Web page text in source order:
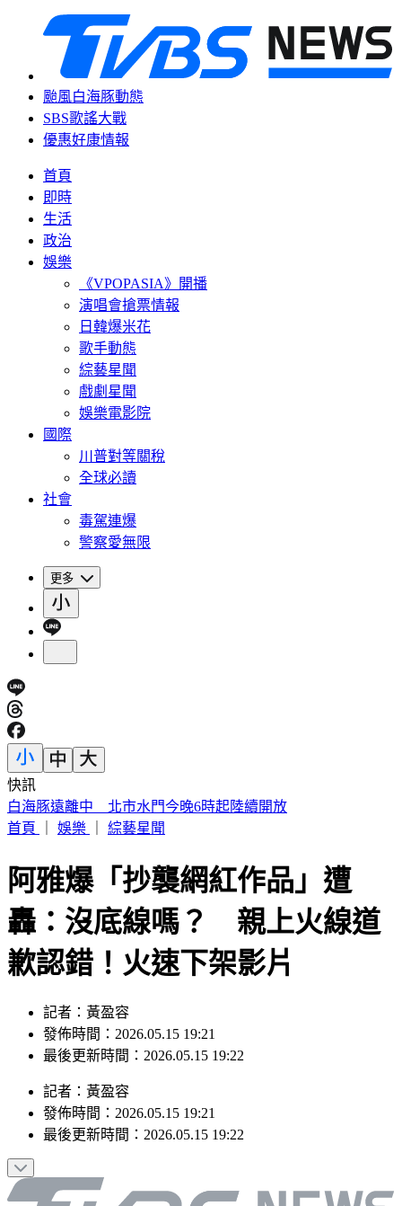
颱風白海豚動態
SBS歌謠大戰
優惠好康情報
首頁
即時
生活
政治
娛樂
《VPOPASIA》開播
演唱會搶票情報
日韓爆米花
歌手動態
綜藝星聞
戲劇星聞
娛樂電影院
國際
川普對等關稅
全球必讀
社會
毒駕連爆
警察愛無限
更多
快訊
蔣萬安稱「未發陸警才沒放假」 吳思瑤還原時間軸：以為市
民都失憶？
阿雅爆「抄襲網紅作品」遭
轟：沒底線嗎？ 親上火線道
歉認錯！火速下架影片
記者：黃盈容
發佈時間：2026.05.15 19:21
記者：黃盈容
發佈時間：2026.05.15 19:21